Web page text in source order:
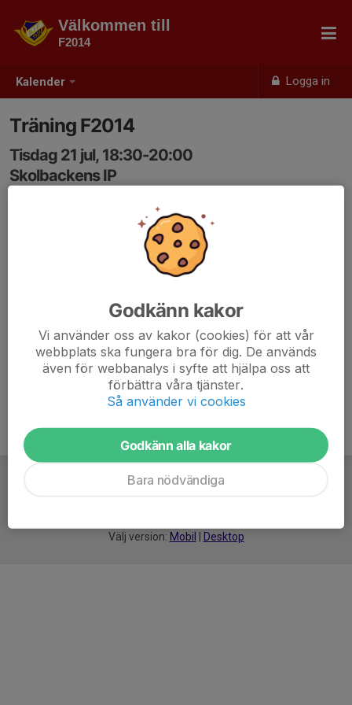
Kalender Logga in
Välkommen till
F2014
Träning F2014
Tisdag 21 jul, 18:30-20:00
Skolbackens IP
Välj version: Mobil Desktop
Godkänn kakor
Vi använder oss av kakor (cookies) för att vår
webbplats ska fungera bra för dig. De används
även för webbanalys i syfte att hjälpa oss att
förbättra våra tjänster.
Så använder vi cookies
Godkänn alla kakor
Bara nödvändiga